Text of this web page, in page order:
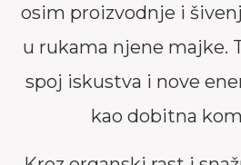
osim proizvodnje i
u rukama njene majke.
spoj iskustva i nove
kao dobitna